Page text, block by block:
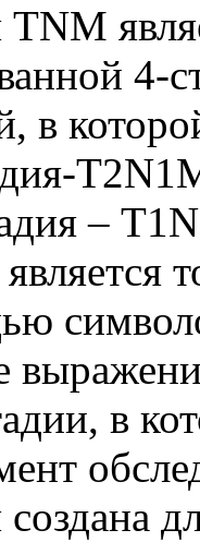
4-
в
–
в